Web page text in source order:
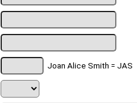
Joan Alice Smith = JAS